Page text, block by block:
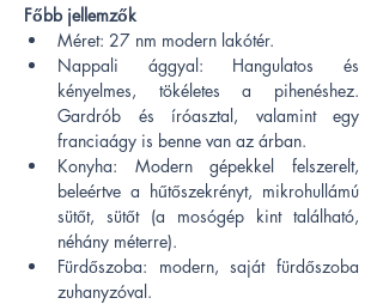
Főbb jellemzők
Méret: 27 nm modern lakótér.
Nappali ággyal: Hangulatos és
kényelmes, tökéletes a pihenéshez.
Gardrób és íróasztal, valamint egy
franciaágy is benne van az árban.
Konyha: Modern gépekkel felszerelt,
beleértve a hűtőszekrényt, mikrohullámú
sütőt, sütőt (a mosógép kint található,
néhány méterre).
Fürdőszoba: modern, saját fürdőszoba
zuhanyzóval.